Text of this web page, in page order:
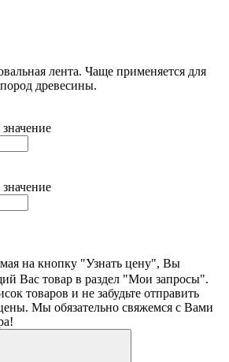
лента. Чаще применяется для
древесины.
на кнопку "Узнать цену", Вы
Вас товар в раздел "Мои запросы".
товаров и не забудьте отправить
Мы обязательно свяжемся с Вами